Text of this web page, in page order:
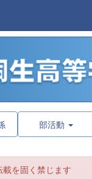
部活動
載を固く禁じます